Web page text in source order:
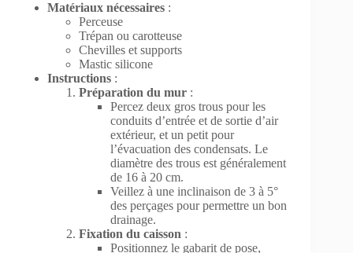
Matériaux nécessaires :
Perceuse
Trépan ou carotteuse
Chevilles et supports
Mastic silicone
Instructions :
Préparation du mur :
Percez deux gros trous pour les
conduits d’entrée et de sortie d’air
extérieur, et un petit pour
l’évacuation des condensats. Le
diamètre des trous est généralement
de 16 à 20 cm.
Veillez à une inclinaison de 3 à 5°
des perçages pour permettre un bon
drainage.
Fixation du caisson :
Positionnez le gabarit de pose,